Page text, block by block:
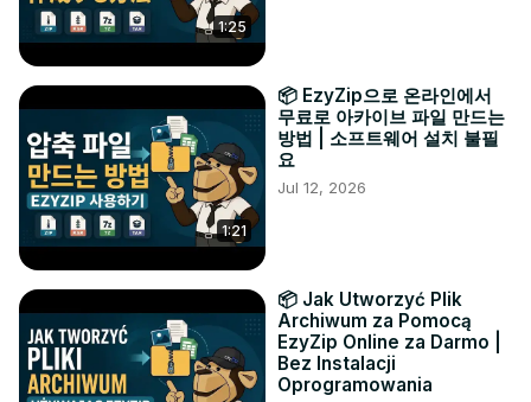
1:25
1:21
📦 EzyZip으로 온라인에서
무료로 아카이브 파일 만드는
방법 | 소프트웨어 설치 불필
요
Jul 12, 2026
📦 Jak Utworzyć Plik
Archiwum za Pomocą
EzyZip Online za Darmo |
Bez Instalacji
Oprogramowania